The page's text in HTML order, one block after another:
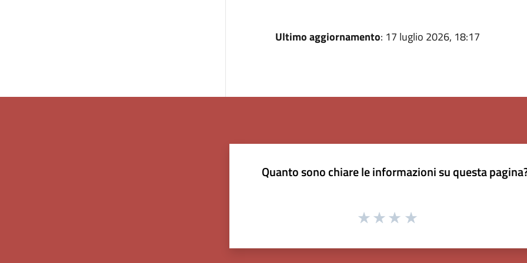
Ultimo aggiornamento: 17 luglio 2026, 18:17
Quanto sono chiare le informazioni su questa